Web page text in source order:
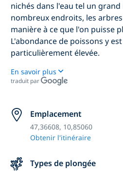
nichés dans l'eau tel un
nombreux endroits, les
manière à ce que l'on puisse
L'abondance de poissons y
particulièrement élevée.
En savoir plus
traduit par
Emplacement
47,36608, 10,85060
Obtenir l'itinéraire
Types de plongée